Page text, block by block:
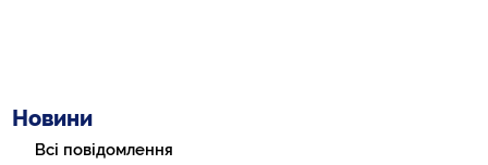
Новини
Всі повідомлення